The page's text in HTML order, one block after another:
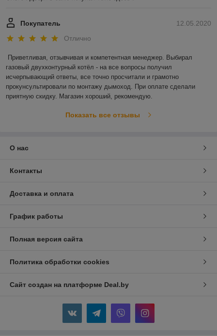
12.05.2020
Покупатель
Отлично
Приветливая, отзывчивая и компетентная менеджер. Выбирал
газовый двухконтурный котёл - на все вопросы получил
исчерпывающий ответы, все точно просчитали и грамотно
прокунсультировали по монтажу дымоход. При оплате сделали
приятную скидку. Магазин хороший, рекомендую.
Показать все отзывы
О нас
Контакты
Доставка и оплата
График работы
Полная версия сайта
Политика обработки cookies
Сайт создан на платформе Deal.by